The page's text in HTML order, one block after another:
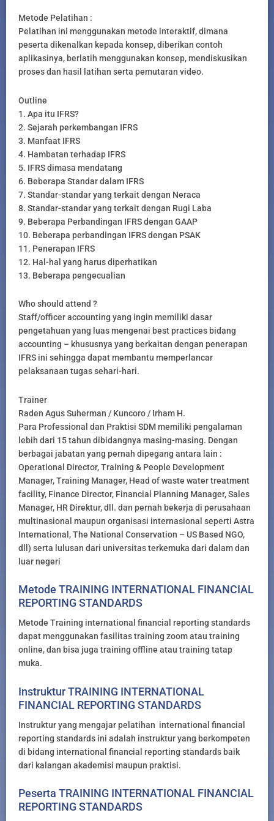
Metode Pelatihan :
Pelatihan ini menggunakan metode interaktif, dimana
peserta dikenalkan kepada konsep, diberikan contoh
aplikasinya, berlatih menggunakan konsep, mendiskusikan
proses dan hasil latihan serta pemutaran video.
Outline
1. Apa itu IFRS?
2. Sejarah perkembangan IFRS
3. Manfaat IFRS
4. Hambatan terhadap IFRS
5. IFRS dimasa mendatang
6. Beberapa Standar dalam IFRS
7. Standar-standar yang terkait dengan Neraca
8. Standar-standar yang terkait dengan Rugi Laba
9. Beberapa Perbandingan IFRS dengan GAAP
10. Beberapa perbandingan IFRS dengan PSAK
11. Penerapan IFRS
12. Hal-hal yang harus diperhatikan
13. Beberapa pengecualian
Who should attend ?
Staff/officer accounting yang ingin memiliki dasar
pengetahuan yang luas mengenai best practices bidang
accounting – khususnya yang berkaitan dengan penerapan
IFRS ini sehingga dapat membantu memperlancar
pelaksanaan tugas sehari-hari.
Trainer
Raden Agus Suherman / Kuncoro / Irham H.
Para Professional dan Praktisi SDM memiliki pengalaman
lebih dari 15 tahun dibidangnya masing-masing. Dengan
berbagai jabatan yang pernah dipegang antara lain :
Operational Director, Training & People Development
Manager, Training Manager, Head of waste water treatment
facility, Finance Director, Financial Planning Manager, Sales
Manager, HR Direktur, dll. dan pernah bekerja di perusahaan
multinasional maupun organisasi internasional seperti Astra
International, The National Conservation – US Based NGO,
dll) serta lulusan dari universitas terkemuka dari dalam dan
luar negeri
Metode TRAINING INTERNATIONAL FINANCIAL
REPORTING STANDARDS
Metode Training international financial reporting standards
dapat menggunakan fasilitas training zoom atau training
online, dan bisa juga training offline atau training tatap
muka.
Instruktur TRAINING INTERNATIONAL
FINANCIAL REPORTING STANDARDS
Instruktur yang mengajar pelatihan international financial
reporting standards ini adalah instruktur yang berkompeten
di bidang international financial reporting standards baik
dari kalangan akademisi maupun praktisi.
Peserta TRAINING INTERNATIONAL FINANCIAL
REPORTING STANDARDS